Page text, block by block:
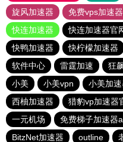
旋风加速器
免费vps加速
快连加速器
快连加速器官
快鸭加速器
快柠檬加速器
软件中心
雷霆加速 狂
小美
小美vpn 小美加速
西柚加速器
猎豹vp加速器
一元机场
免费梯子加速器
BitzNet加速器
outline